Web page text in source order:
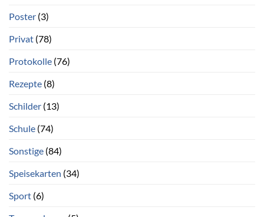
Poster (3)
Privat (78)
Protokolle (76)
Rezepte (8)
Schilder (13)
Schule (74)
Sonstige (84)
Speisekarten (34)
Sport (6)